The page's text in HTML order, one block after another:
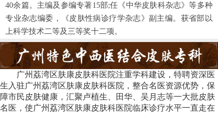
40余篇。主编及参编专著15部;任《中华皮肤科杂志》等多种
专业杂志编委，《皮肤性病诊疗学杂志》副主编。获省部以
上科学技术二等及三等奖十二项。
广州荔湾区肤康皮肤科医院注重学科建设，特聘资深医
生入驻广州荔湾区肤康皮肤科医院，整合名医资源优势，保
障市民皮肤健康，汇聚卢植生、田华、吴月志等一大批皮肤
名医，使广州荔湾区肤康皮肤科医院临床诊疗水平一直走在